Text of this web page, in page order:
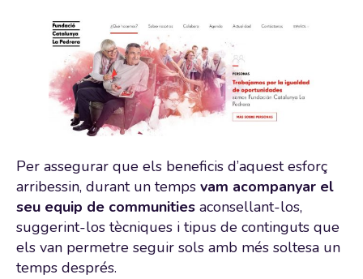
Per assegurar que els beneficis d’aquest esforç
arribessin, durant un temps vam acompanyar el
seu equip de communities aconsellant-los,
suggerint-los tècniques i tipus de continguts que
els van permetre seguir sols amb més soltesa un
temps després.